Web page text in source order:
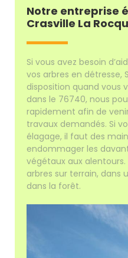
Notre entreprise
Crasville La
Si vous avez besoin
vos arbres en détresse,
disposition quand vous
dans le 76740, nous
rapidement afin de
travaux demandés. Si
élagage, il faut des
endommager les
végétaux aux
arbres sur terrain, dans
dans la forêt.